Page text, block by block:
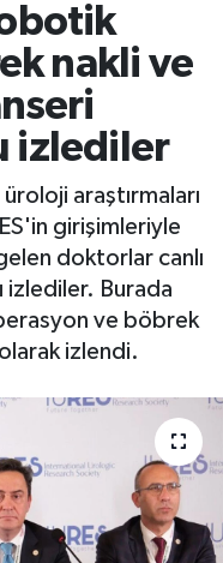
nakli ve
izlediler
araştırmaları
girişimleriyle
doktorlar canlı
izlediler. Burada
ve böbrek
izlendi.